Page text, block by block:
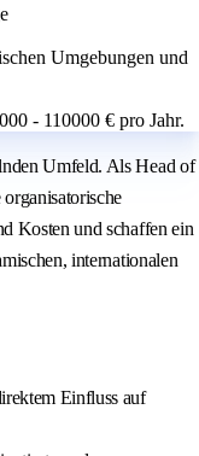
Umgebungen und
- 110000 € pro Jahr.
Umfeld. Als Head of
Kosten und schaffen ein
internationalen
Einfluss auf